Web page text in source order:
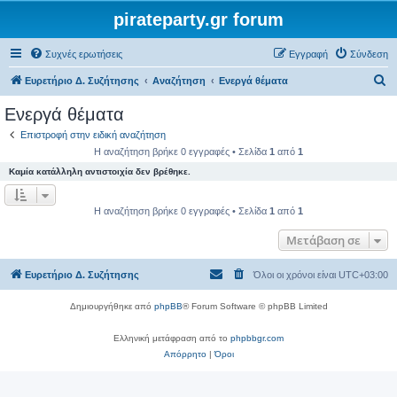
pirateparty.gr forum
Συχνές ερωτήσεις Σύνδεση
Εγγραφή
Ευρετήριο Δ. Συζήτησης Αναζήτηση Ενεργά θέματα
η
Ενεργά θέματα
Επιστροφή στην ειδική αναζήτηση
Η αναζήτηση βρήκε 0 εγγραφές • Σελίδα 1 από 1
Καμία κατάλληλη αντιστοιχία δεν βρέθηκε.
Η αναζήτηση βρήκε 0 εγγραφές • Σελίδα 1 από 1
Μετάβαση σε
Ευρετήριο Δ. Συζήτησης Όλοι οι χρόνοι είναι UTC+03:00
Δημιουργήθηκε από phpBB® Forum Software © phpBB Limited
Ελληνική μετάφραση από το phpbbgr.com
Απόρρητο|Όροι